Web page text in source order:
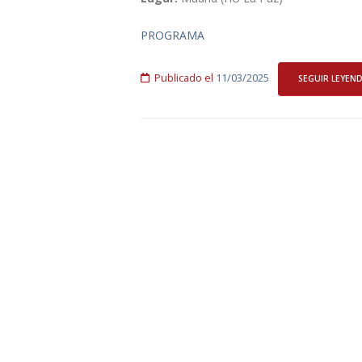
PROGRAMA
Publicado el 11/03/2025 SEGUIR